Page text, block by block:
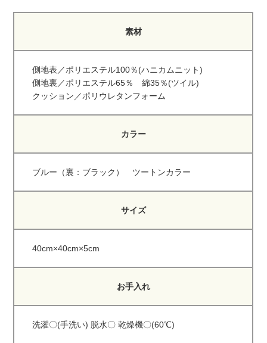
素材
側地表／ポリエステル100％(ハニカムニット)
側地裏／ポリエステル65％ 綿35％(ツイル)
クッション／ポリウレタンフォーム
カラー
ブルー（裏：ブラック） ツートンカラー
サイズ
40cm×40cm×5cm
お手入れ
洗濯〇(手洗い) 脱水〇 乾燥機〇(60℃)